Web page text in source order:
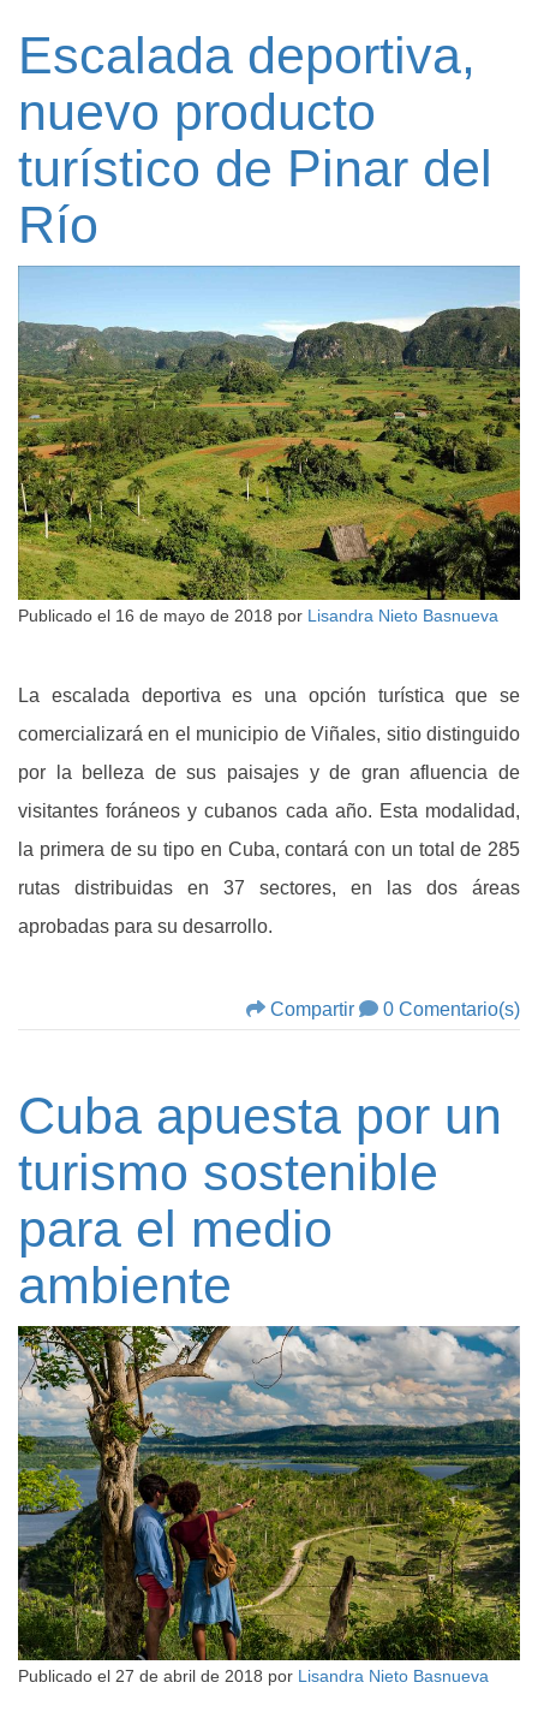
Escalada deportiva,
nuevo producto
turístico de Pinar del
Río
Publicado el 16 de mayo de 2018 por Lisandra Nieto Basnueva
La escalada deportiva es una opción turística que se
comercializará en el municipio de Viñales, sitio distinguido
por la belleza de sus paisajes y de gran afluencia de
visitantes foráneos y cubanos cada año. Esta modalidad,
la primera de su tipo en Cuba, contará con un total de 285
rutas distribuidas en 37 sectores, en las dos áreas
aprobadas para su desarrollo.
Compartir 0 Comentario(s)
Cuba apuesta por un
turismo sostenible
para el medio
ambiente
Publicado el 27 de abril de 2018 por Lisandra Nieto Basnueva